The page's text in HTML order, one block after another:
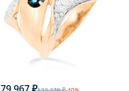
79 967 ₽